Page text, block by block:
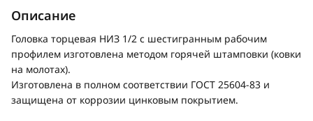
Описание
Головка торцевая НИЗ 1/2 с шестигранным рабочим
профилем изготовлена методом горячей штамповки (ковки
на молотах).
Изготовлена в полном соответствии ГОСТ 25604-83 и
защищена от коррозии цинковым покрытием.